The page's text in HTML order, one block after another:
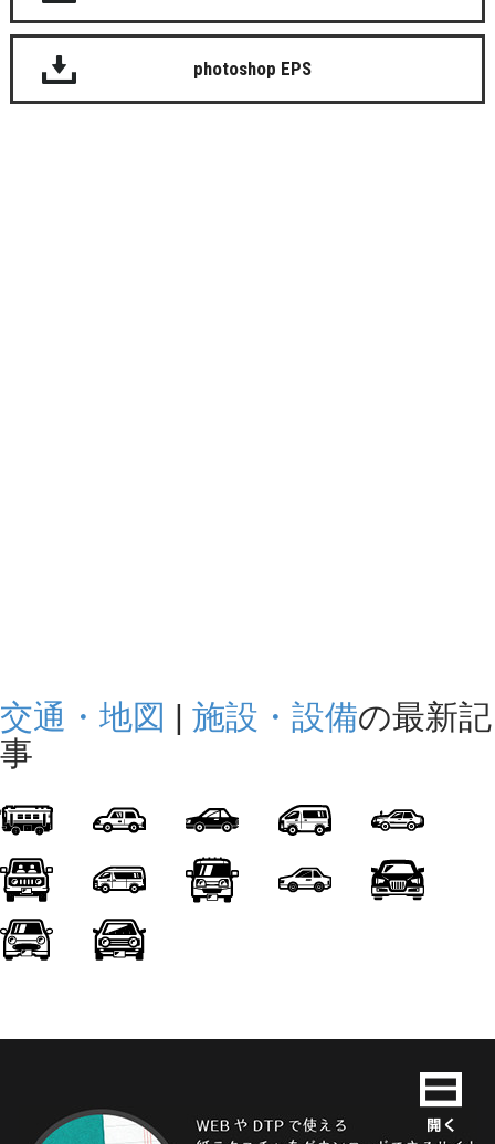
photoshop EPS
交通・地図 | 施設・設備の最新記
事